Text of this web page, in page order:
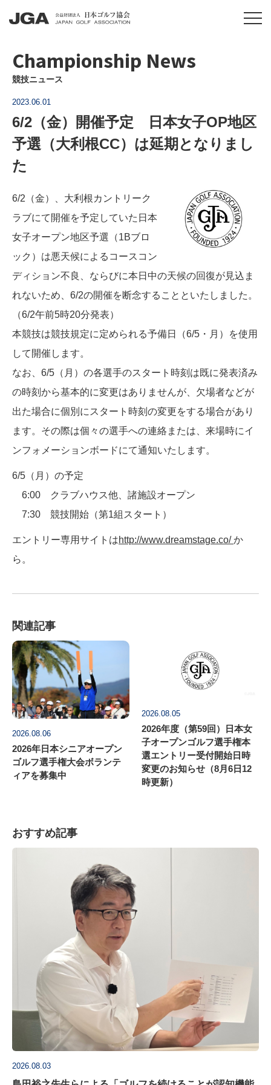
Championship News
競技ニュース
2023.06.01
6/2（金）開催予定 日本女子OP地区
予選（大利根CC）は延期となりまし
た
6/2（金）、大利根カントリーク
ラブにて開催を予定していた日本
女子オープン地区予選（1Bブロ
ック）は悪天候によるコースコン
ディション不良、ならびに本日中の天候の回復が見込ま
れないため、6/2の開催を断念することといたしました。
（6/2午前5時20分発表）
本競技は競技規定に定められる予備日（6/5・月）を使用
して開催します。
なお、6/5（月）の各選手のスタート時刻は既に発表済み
の時刻から基本的に変更はありませんが、欠場者などが
出た場合に個別にスタート時刻の変更をする場合があり
ます。その際は個々の選手への連絡または、来場時にイ
ンフォメーションボードにて通知いたします。
6/5（月）の予定
6:00 クラブハウス他、諸施設オープン
7:30 競技開始（第1組スタート）
エントリー専用サイトはhttp://www.dreamstage.co/か
ら。
関連記事
2026.08.06
2026年日本シニアオープン
ゴルフ選手権大会ボランテ
ィアを募集中
2026.08.05
2026年度（第59回）日本女
子オープンゴルフ選手権本
選エントリー受付開始日時
変更のお知らせ（8月6日12
時更新）
おすすめ記事
2026.08.03